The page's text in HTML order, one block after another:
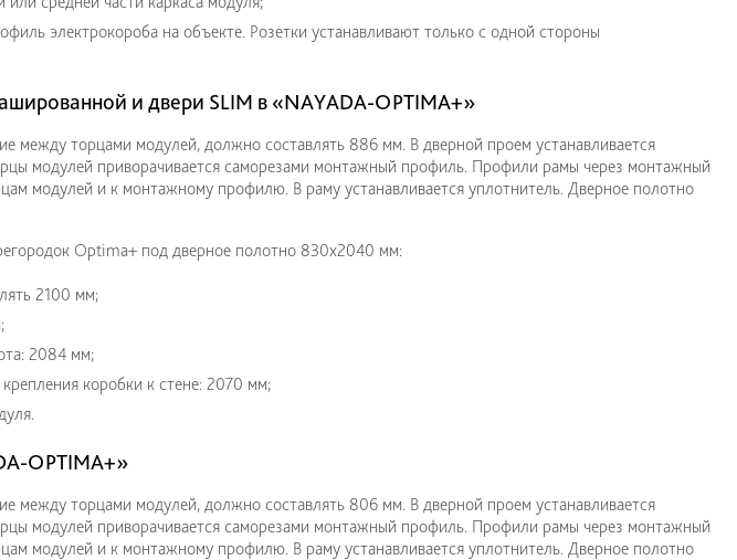
электрокороба на объекте. Розетки устанавливают только с одной стороны
и двери SLIM в «NAYADA-OPTIMA+»
между торцами модулей, должно составлять 886 мм. В дверной проем устанавливается
модулей приворачивается саморезами монтажный профиль. Профили рамы через монтажный
модулей и к монтажному профилю. В раму устанавливается уплотнитель. Дверное полотно
Optima+ под дверное полотно 830х2040 мм:
2100 мм;
2084 мм;
коробки к стене: 2070 мм;
OPTIMA+»
между торцами модулей, должно составлять 806 мм. В дверной проем устанавливается
модулей приворачивается саморезами монтажный профиль. Профили рамы через монтажный
модулей и к монтажному профилю. В раму устанавливается уплотнитель. Дверное полотно